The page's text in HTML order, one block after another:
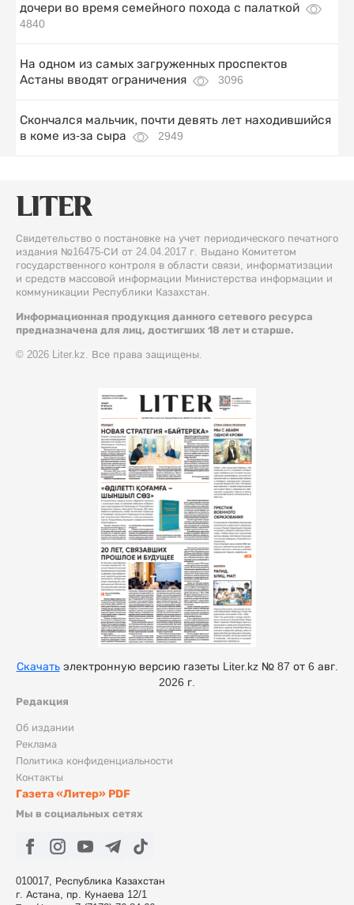
дочери во время семейного похода с палаткой
4840
На одном из самых загруженных проспектов
Астаны вводят ограничения
3096
Скончался мальчик, почти девять лет находившийся
в коме из-за сыра
2949
Свидетельство о постановке на учет периодического печатного
издания №16475-СИ от 24.04.2017 г. Выдано Комитетом
государственного контроля в области связи, информатизации
и средств массовой информации Министерства информации и
коммуникации Республики Казахстан.
Информационная продукция данного сетевого ресурса
предназначена для лиц, достигших 18 лет и старше.
© 2026 Liter.kz. Все права защищены.
Редакция
Об издании
Реклама
Политика конфиденциальности
Контакты
Газета «Литер» PDF
Мы в социальных сетях
010017, Республика Казахстан
г. Астана, пр. Кунаева 12/1
Скачатьэлектронную версию газеты Liter.kz № 87 от 6 авг.
2026 г.